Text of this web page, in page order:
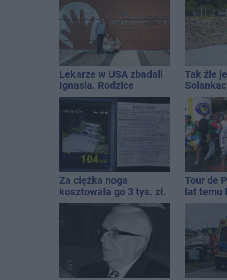
stylizacji
Lekarze w USA zbadali
Ignasia. Rodzice
przekazali wieści
Tak źle
dolewkę
Za ciężka noga
kosztowała go 3 tys. zł.
Do tego 13 punktów
Tour de
lat temu